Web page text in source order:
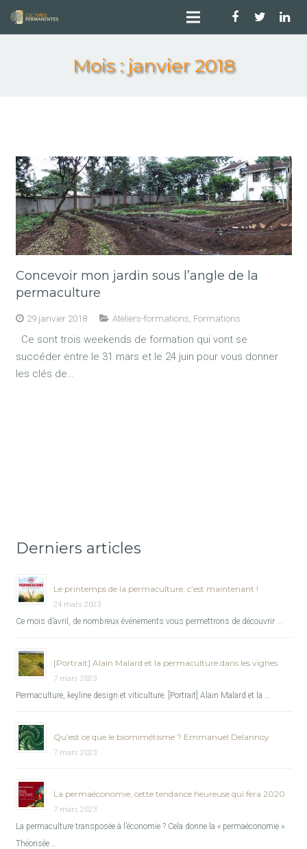
Mois : janvier 2018
Concevoir mon jardin sous l’angle de la
permaculture
29 janvier 2018 Ateliers-formations Formations
Ce sont trois weekends de formation qui vont se
succéder entre le 31 mars et le 24 juin pour vous donner
les clés de…
Derniers articles
Le printemps de la permaculture, c’est maintenant !
24 mars 2023
Ce mois d’avril, de nombreux événements vous permettrons de découvrir …
[Portrait] Alain Malard et la permaculture dans les vignes
7 mars 2023
Permaculture, keyline design et viticulture. [Portrait] Alain Malard et la …
Qu’est ce que le biomimétisme ? Emmanuel Delannoy
7 mars 2023
La permaéconomie, cette tendance heureuse qui fera 2020
7 mars 2023
La permaculture transposée à l’économie ? Cela donne la « permaéconomie ».
Théorisée …